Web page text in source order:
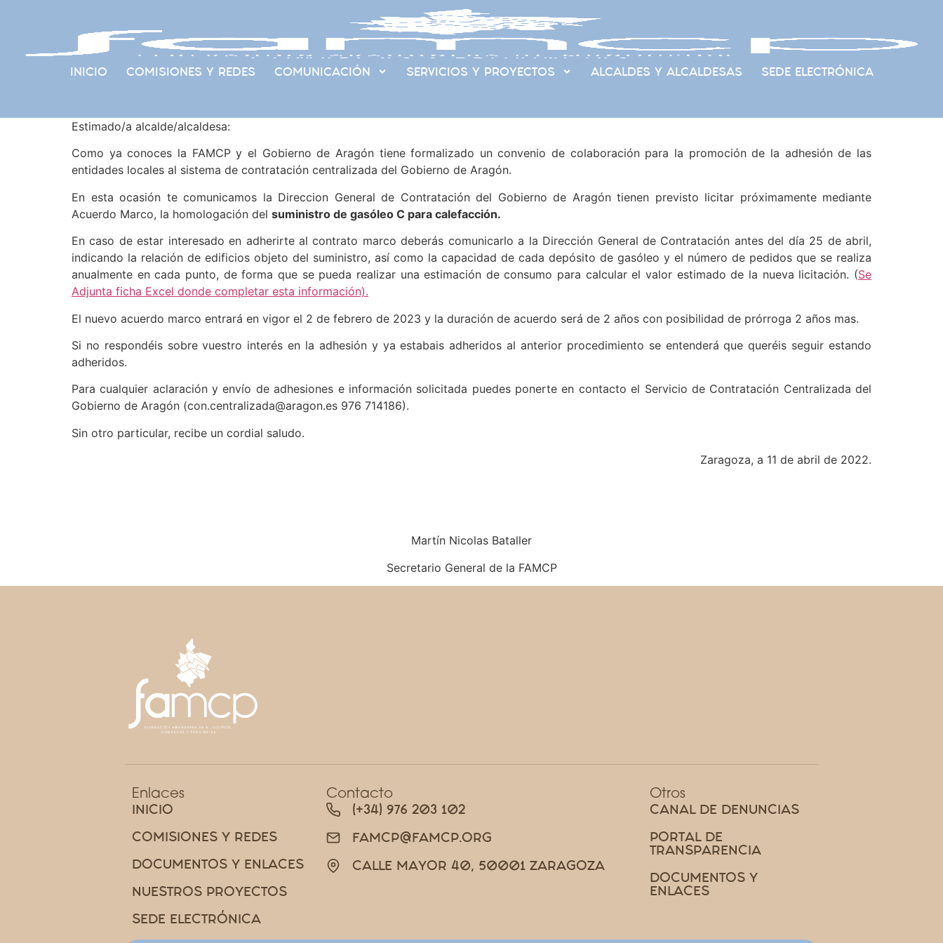
INICIO COMISIONES Y REDES COMUNICACIÓN SERVICIOS Y PROYECTOS ALCALDES Y ALCALDESAS SEDE ELECTRÓNICA
Estimado/a alcalde/alcaldesa:
Como ya conoces la FAMCP y el Gobierno de Aragón tiene formalizado un convenio de colaboración para la promoción de la adhesión de las
entidades locales al sistema de contratación centralizada del Gobierno de Aragón.
En esta ocasión te comunicamos la Direccion General de Contratación del Gobierno de Aragón tienen previsto licitar próximamente mediante
Acuerdo Marco, la homologación del suministro de gasóleo C para calefacción.
En caso de estar interesado en adherirte al contrato marco deberás comunicarlo a la Dirección General de Contratación antes del día 25 de abril,
indicando la relación de edificios objeto del suministro, así como la capacidad de cada depósito de gasóleo y el número de pedidos que se realiza
anualmente en cada punto, de forma que se pueda realizar una estimación de consumo para calcular el valor estimado de la nueva licitación. (Se
Adjunta ficha Excel donde completar esta información).
El nuevo acuerdo marco entrará en vigor el 2 de febrero de 2023 y la duración de acuerdo será de 2 años con posibilidad de prórroga 2 años mas.
Si no respondéis sobre vuestro interés en la adhesión y ya estabais adheridos al anterior procedimiento se entenderá que queréis seguir estando
adheridos.
Para cualquier aclaración y envío de adhesiones e información solicitada puedes ponerte en contacto el Servicio de Contratación Centralizada del
Gobierno de Aragón (con.centralizada@aragon.es 976 714186).
Sin otro particular, recibe un cordial saludo.
Zaragoza, a 11 de abril de 2022.
Martín Nicolas Bataller
Secretario General de la FAMCP
Enlaces
INICIO
COMISIONES Y REDES
DOCUMENTOS Y ENLACES
NUESTROS PROYECTOS
SEDE ELECTRÓNICA
Contacto
(+34) 976 203 102
FAMCP@FAMCP.ORG
CALLE MAYOR 40, 50001 ZARAGOZA
Otros
CANAL DE DENUNCIAS
PORTAL DE
TRANSPARENCIA
DOCUMENTOS Y
ENLACES